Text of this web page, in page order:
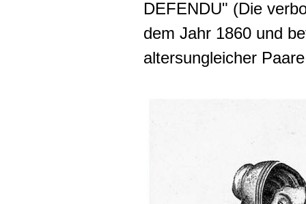
DEFENDU" (Die
dem Jahr 1860 und
altersungleicher